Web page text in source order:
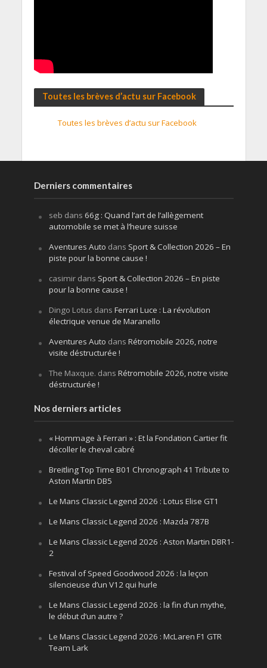
Toutes les brèves d’actu sur Facebook
Toutes les brèves d’actu sur Facebook
Derniers commentaires
seb dans 66g : Quand l’art de l’allègement
automobile se met à l’heure suisse
Aventures Auto dans Sport & Collection 2026 – En
piste pour la bonne cause !
casimirdans Sport & Collection 2026 – En piste
pour la bonne cause !
Dingo Lotus dans Ferrari Luce : La révolution
électrique venue de Maranello
Aventures Auto dans Rétromobile 2026, notre
visite déstructurée !
The Maxque. dans Rétromobile 2026, notre visite
déstructurée !
Nos derniers articles
« Hommage à Ferrari » : Et la Fondation Cartier fit
décoller le cheval cabré
Breitling Top Time B01 Chronograph 41 Tribute to
Aston Martin DB5
Le Mans Classic Legend 2026 : Lotus Elise GT1
Le Mans Classic Legend 2026 : Mazda 787B
Le Mans Classic Legend 2026 : Aston Martin DBR1-
2
Festival of Speed Goodwood 2026 : la leçon
silencieuse d’un V12 qui hurle
Le Mans Classic Legend 2026 : la fin d’un mythe,
le début d’un autre ?
Le Mans Classic Legend 2026 : McLaren F1 GTR
Team Lark